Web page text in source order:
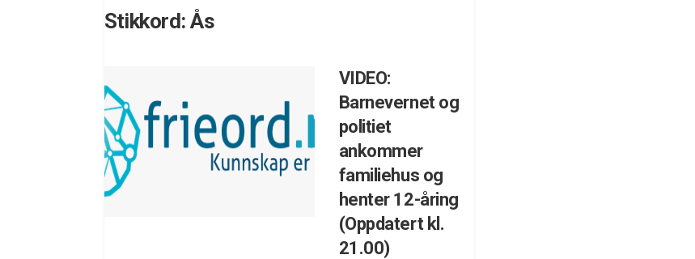
Stikkord:Ås
VIDEO:
Barnevernet og
politiet
ankommer
familiehus og
henter 12-åring
(Oppdatert kl.
21.00)